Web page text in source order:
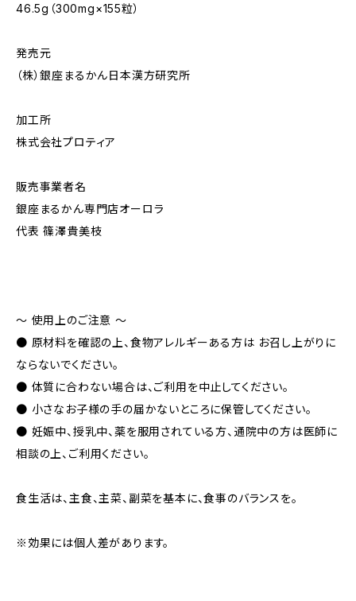
46.5g（300mg×155粒）
発売元
（株）銀座まるかん日本漢方研究所
加工所
株式会社プロティア
販売事業者名
銀座まるかん専門店オーロラ
代表 篠澤貴美枝
～ 使用上のご注意 ～
● 原材料を確認の上、食物アレルギーある方は お召し上がりに
ならないでください。
● 体質に合わない場合は、ご利用を中止してください。
● 小さなお子様の手の届かないところに保管してください。
● 妊娠中、授乳中、薬を服用されている方、通院中の方は医師に
相談の上、ご利用ください。
食生活は、主食、主菜、副菜を基本に、食事のバランスを。
※効果には個人差があります。